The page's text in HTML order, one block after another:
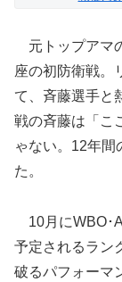
元トップアマ
座の初防衛戦。
て、斉藤選手と
戦の斉藤は「こ
ゃない。12年間
た。
10月にWBO･
予定されるラン
破るパフォーマ